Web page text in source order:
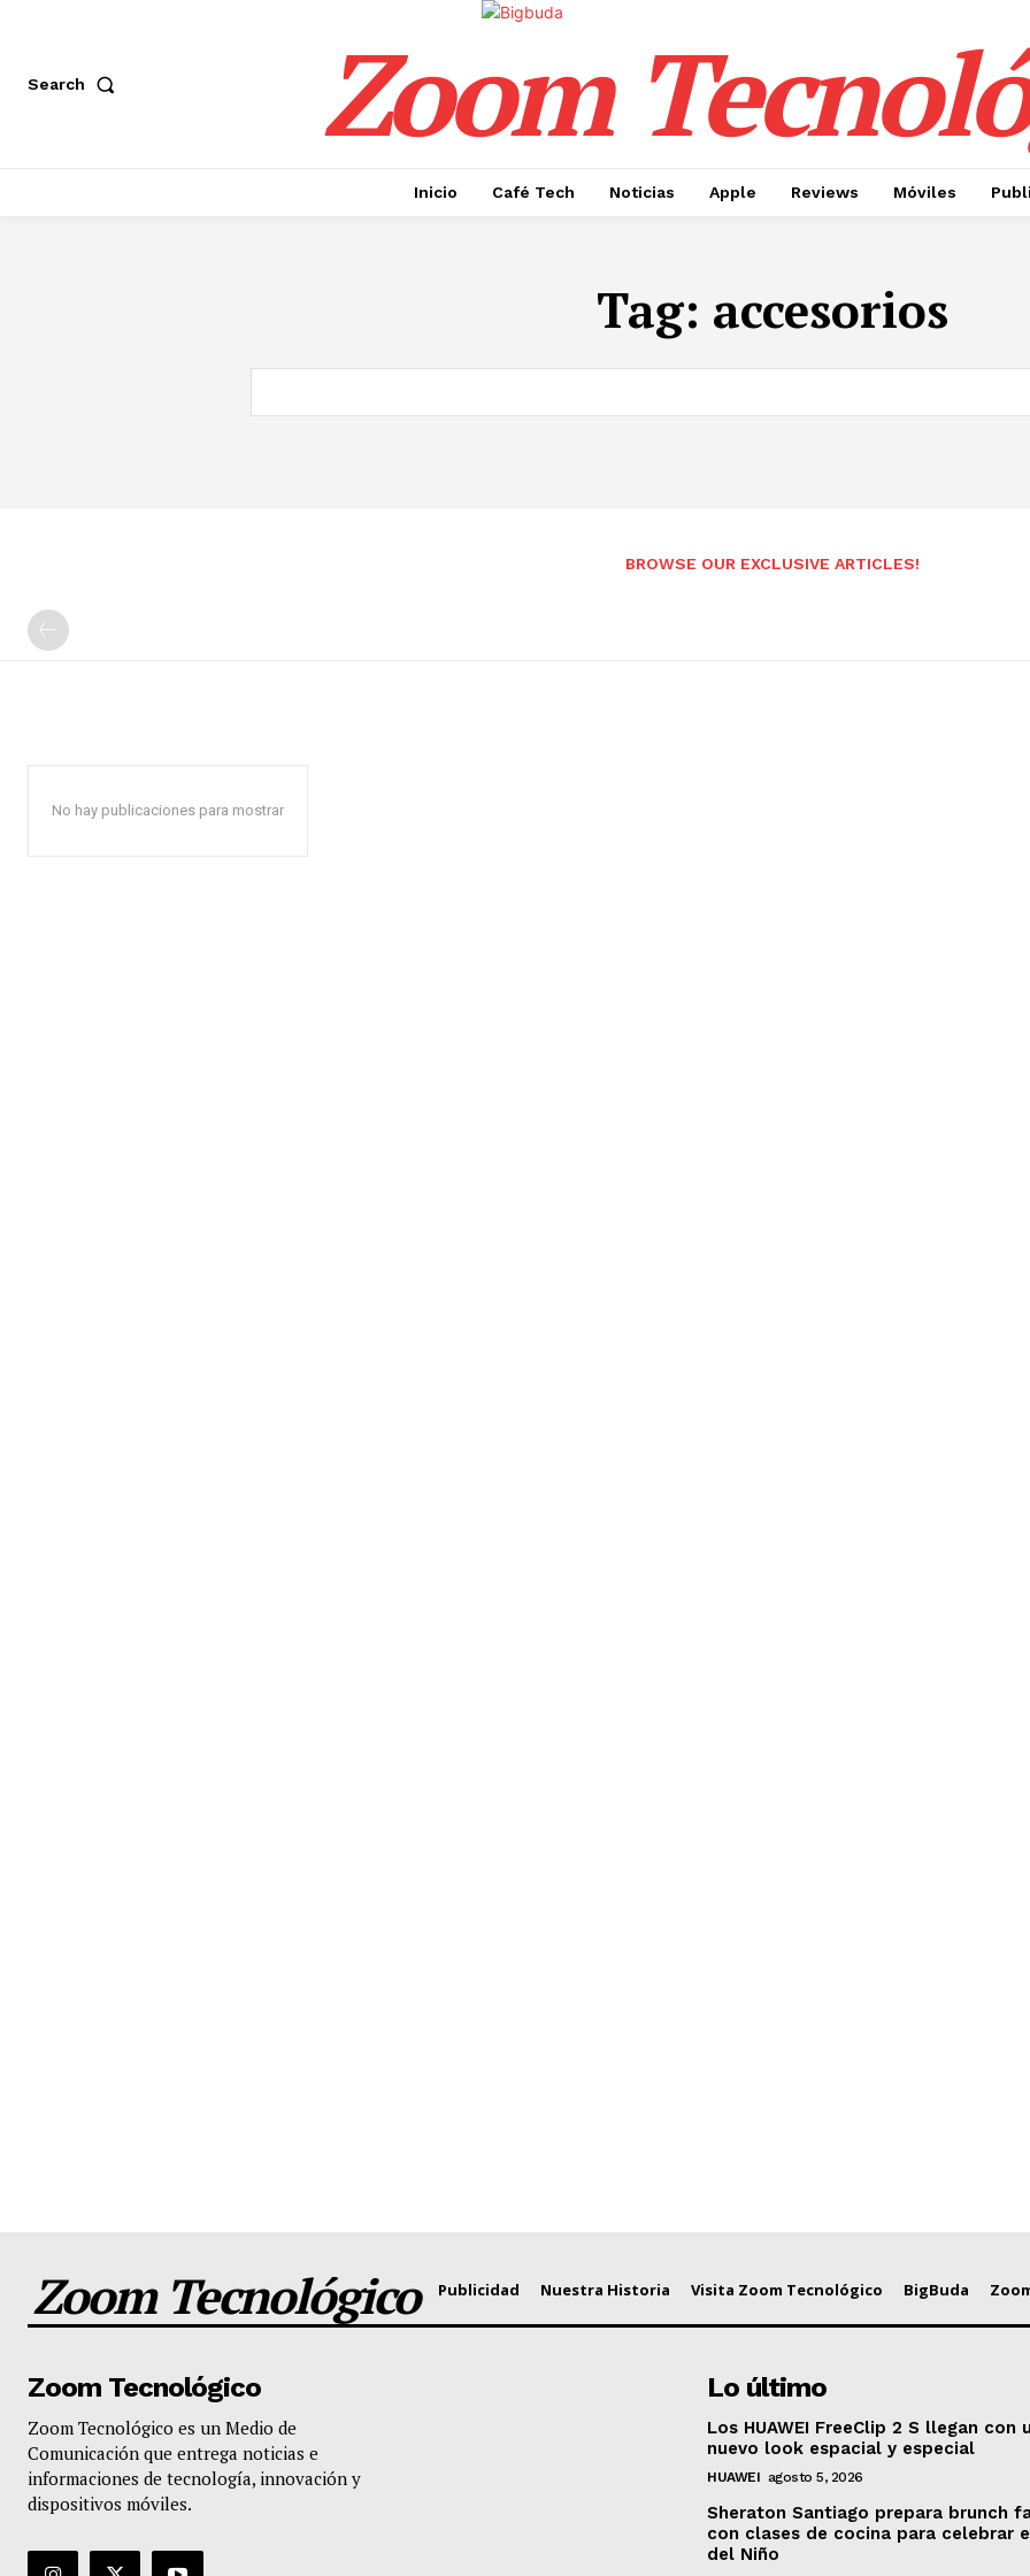
Search Zoom
Inicio Café Tech Noticias Apple Reviews Móviles
Tag: accesorios
BROWSE OUR EXCLUSIVE ARTICLES!
No hay publicaciones para mostrar
Zoom Tecnológico Publicidad Nuestra Historia Visita Zoom Tecnológico BigBuda
Zoom Tecnológico
Zoom Tecnológico es un Medio de
Comunicación que entrega noticias e
informaciones de tecnología, innovación y
dispositivos móviles.
Lo último
Los HUAWEI FreeClip 2 S llegan con
nuevo look espacial y especial
HUAWEI agosto 5, 2026
Sheraton Santiago prepara brunch
con clases de cocina para celebrar
del Niño